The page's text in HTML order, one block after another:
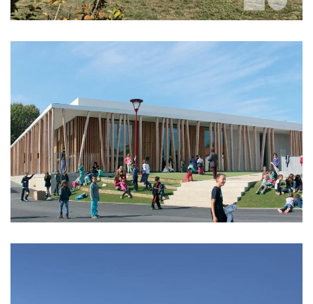
RESTAURANT SCOLAIRE